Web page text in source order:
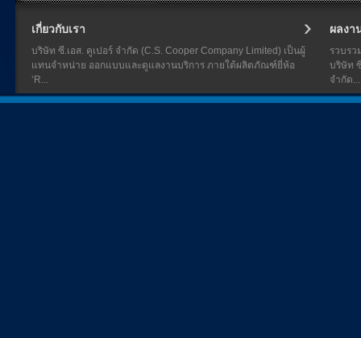
เกี่ยวกับเรา
บริษัท ซี.เอส. คูเปอร์ จำกัด (C.S. Cooper Company Limited) เป็นผู้
แทนจำหน่าย ออกแบบและดูแลงานบริการ ภายใต้ผลิตภัณฑ์ยี่ห้อ
‘R...
ผลงา
รวบรว
บริษัท
จำกัด...